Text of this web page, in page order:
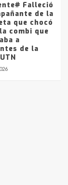
Falleció
de la
que chocó
combi que
a
de la